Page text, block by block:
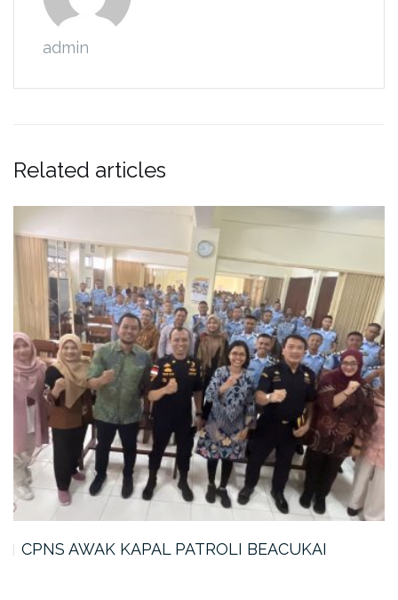
admin
Related articles
MANTAPBINTAL SMK Pelayaran AKPELNI: